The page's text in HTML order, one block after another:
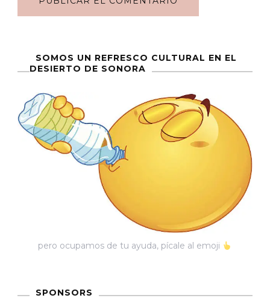
SOMOS UN REFRESCO CULTURAL EN EL
DESIERTO DE SONORA
pero ocupamos de tu ayuda, pícale al emoji
SPONSORS